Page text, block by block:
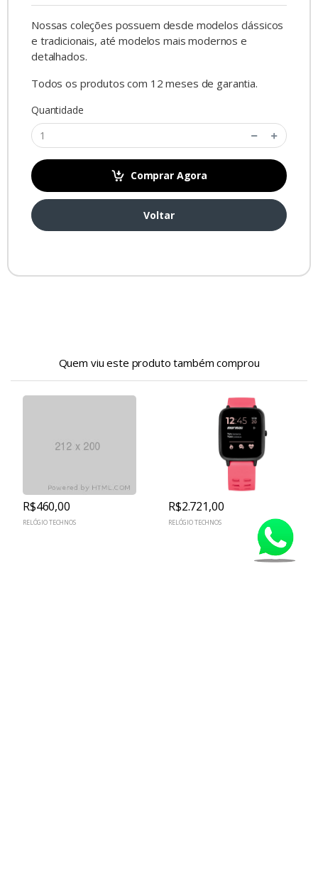
Nossas coleções possuem desde modelos clássicos
e tradicionais, até modelos mais modernos e
detalhados.
Todos os produtos com 12 meses de garantia.
Quantidade
Comprar Agora
Voltar
Quem viu este produto também comprou
R$460,00
RELÓGIO TECHNOS
R$2.721,00
RELÓGIO TECHNOS